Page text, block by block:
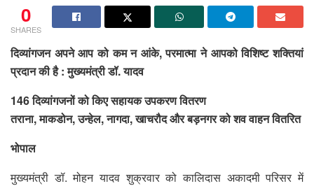
0
SHARES
दिव्यांगजन अपने आप को कम न आंके, परमात्मा ने आपको विशिष्ट शक्तियां
प्रदान की है : मुख्यमंत्री डॉ. यादव
146 दिव्यांगजनों को किए सहायक उपकरण वितरण
तराना, माकडोन, उन्हेल, नागदा, खाचरौद और बड़नगर को शव वाहन वितरित
भोपाल
मुख्यमंत्री डॉ. मोहन यादव शुक्रवार को कालिदास अकादमी परिसर में